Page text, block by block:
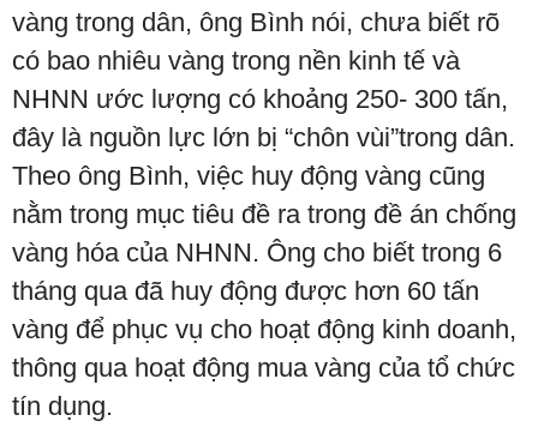
vàng trong dân, ông Bình nói, chưa biết rõ
có bao nhiêu vàng trong nền kinh tế và
NHNN ước lượng có khoảng 250- 300 tấn,
đây là nguồn lực lớn bị “chôn vùi”trong dân.
Theo ông Bình, việc huy động vàng cũng
nằm trong mục tiêu đề ra trong đề án chống
vàng hóa của NHNN. Ông cho biết trong 6
tháng qua đã huy động được hơn 60 tấn
vàng để phục vụ cho hoạt động kinh doanh,
thông qua hoạt động mua vàng của tổ chức
tín dụng.